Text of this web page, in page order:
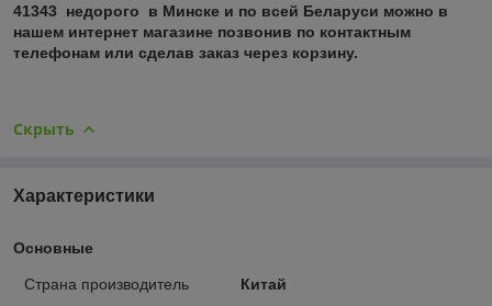
41343
недорого в Минске и по всей Беларуси можно в
нашем интернет магазине позвонив по контактным
телефонам или сделав заказ через корзину.
Скрыть
Характеристики
Основные
Страна производитель
Китай